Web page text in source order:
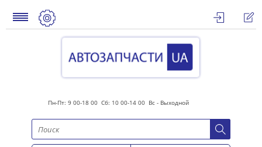
Пн-Пт: 9 00-18 00 Сб: 10 00-14 00 Вс - Выходной